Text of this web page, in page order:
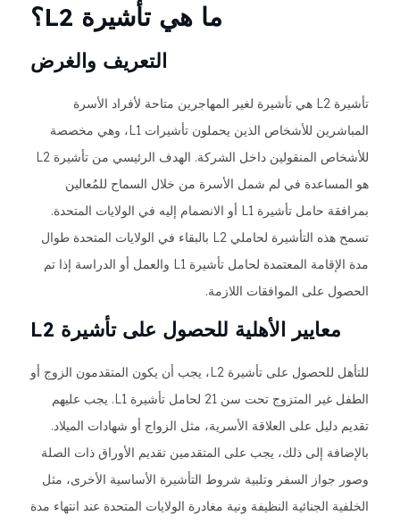
ما هي تأشيرة L2؟
التعريف والغرض
تأشيرة L2 هي تأشيرة لغير المهاجرين متاحة لأفراد الأسرة
المباشرين للأشخاص الذين يحملون تأشيرات L1، وهي مخصصة
للأشخاص المنقولين داخل الشركة. الهدف الرئيسي من تأشيرة L2
هو المساعدة في لم شمل الأسرة من خلال السماح للمُعالين
بمرافقة حامل تأشيرة L1 أو الانضمام إليه في الولايات المتحدة.
تسمح هذه التأشيرة لحاملي L2 بالبقاء في الولايات المتحدة طوال
مدة الإقامة المعتمدة لحامل تأشيرة L1 والعمل أو الدراسة إذا تم
الحصول على الموافقات اللازمة.
معايير الأهلية للحصول على تأشيرة L2
للتأهل للحصول على تأشيرة L2، يجب أن يكون المتقدمون الزوج أو
الطفل غير المتزوج تحت سن 21 لحامل تأشيرة L1. يجب عليهم
تقديم دليل على العلاقة الأسرية، مثل الزواج أو شهادات الميلاد.
بالإضافة إلى ذلك، يجب على المتقدمين تقديم الأوراق ذات الصلة
وصور جواز السفر وتلبية شروط التأشيرة الأساسية الأخرى، مثل
الخلفية الجنائية النظيفة ونية مغادرة الولايات المتحدة عند انتهاء مدة